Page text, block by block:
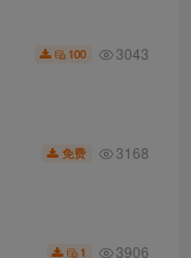
100 3043
免费 3168
1 3906